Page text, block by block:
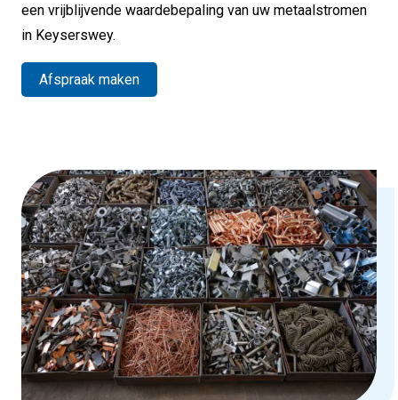
een vrijblijvende waardebepaling van uw metaalstromen
in Keyserswey.
Afspraak maken